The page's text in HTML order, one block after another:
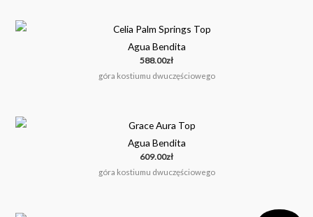
Agua Bendita
588.00zł
góra kostiumu dwuczęściowego
Agua Bendita
609.00zł
góra kostiumu dwuczęściowego